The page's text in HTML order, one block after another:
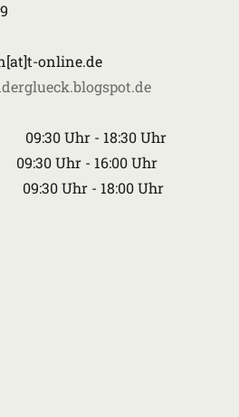
online.de
Uhr - 18:30 Uhr
Uhr - 16:00 Uhr
Uhr - 18:00 Uhr